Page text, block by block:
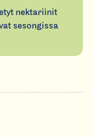
nektariinit
sesongissa